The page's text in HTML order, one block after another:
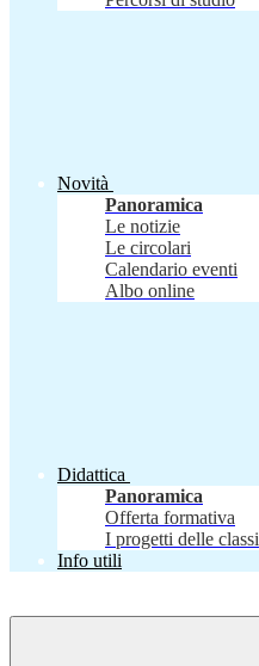
Novità
Panoramica
Le notizie
Le circolari
Calendario eventi
Albo online
Didattica
Panoramica
Offerta formativa
I progetti delle classi
Info utili